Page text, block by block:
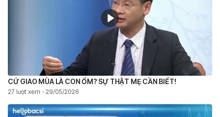
CỨ GIAO MÙA LÀ CON ỐM? SỰ THẬT MẸ CẦN BIẾT!
27 lượt xem 29/05/2026